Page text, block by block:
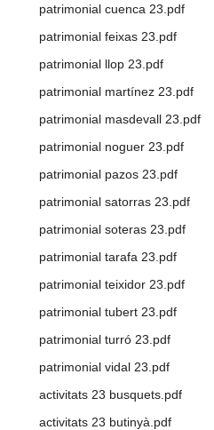
patrimonial cuenca 23.pdf
patrimonial feixas 23.pdf
patrimonial llop 23.pdf
patrimonial martínez 23.pdf
patrimonial masdevall 23.pdf
patrimonial noguer 23.pdf
patrimonial pazos 23.pdf
patrimonial satorras 23.pdf
patrimonial soteras 23.pdf
patrimonial tarafa 23.pdf
patrimonial teixidor 23.pdf
patrimonial tubert 23.pdf
patrimonial turró 23.pdf
patrimonial vidal 23.pdf
activitats 23 busquets.pdf
activitats 23 butinyà.pdf